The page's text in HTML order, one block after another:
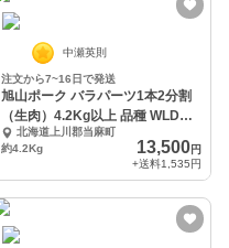
中瀬英則
注文から7~16日で発送
旭山ポーク バラパーツ1本2分割
（生肉）4.2Kg以上 品種 WLD三
元交配豚
北海道上川郡当麻町
約4.2Kg
13,500円
+送料1,535円